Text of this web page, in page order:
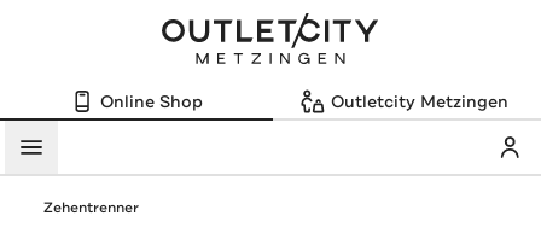
Online Shop Outletcity Metzingen
Menü
Zehentrenner